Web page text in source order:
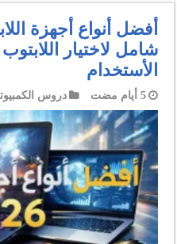
شامل لاختيار
الأستخدام
‏5 أيام مضت دروس